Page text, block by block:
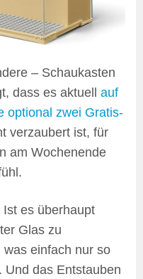
– Schaukasten
dass es aktuell auf
optional zwei Gratis-
verzaubert ist, für
am Wochenende
es überhaupt
Glas zu
was einfach nur so
Und das Entstauben